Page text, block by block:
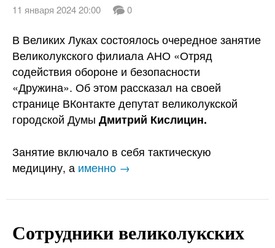
11 января 2024 20:00 0
В Великих Луках состоялось очередное занятие
Великолукского филиала АНО «Отряд
содействия обороне и безопасности
«Дружина». Об этом рассказал на своей
странице ВКонтакте депутат великолукской
городской Думы Дмитрий Кислицин.
Занятие включало в себя тактическую
медицину, а именно →
Сотрудники великолукских